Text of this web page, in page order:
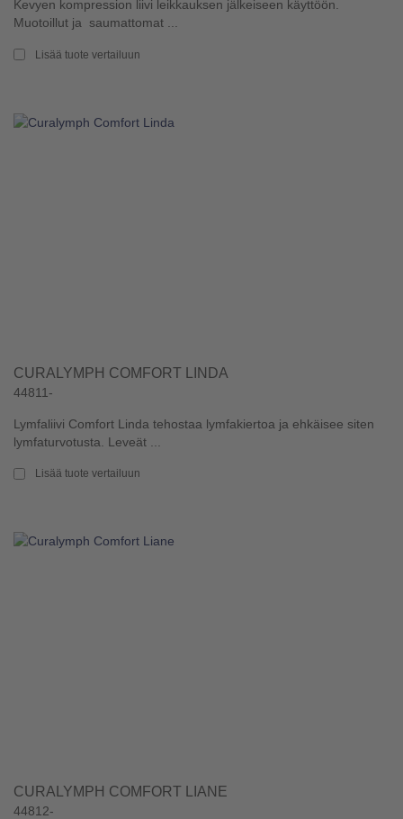
Kevyen kompression liivi leikkauksen jälkeiseen käyttöön.
Muotoillut ja saumattomat ...
Lisää tuote vertailuun
CURALYMPH COMFORT LINDA
44811-
Lymfaliivi Comfort Linda tehostaa lymfakiertoa ja ehkäisee siten
lymfaturvotusta. Leveät ...
Lisää tuote vertailuun
CURALYMPH COMFORT LIANE
44812-